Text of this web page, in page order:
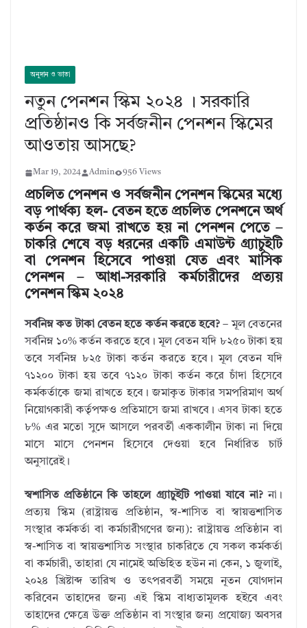
অনুদান ও ভাতা
নতুন পেনশন স্কিম ২০২৪ । সরকারি
প্রতিষ্ঠানও কি সর্বজনীন পেনশন স্কিমের
আওতায় আসছে?
Mar 19, 2024 Admin 956 Views
প্রচলিত পেনশন ও সর্বজনীন পেনশন স্কিমের মধ্যে
বড় পার্থক্য হল- বেতন হতে প্রচলিত পেনশনে অর্থ
কর্তন করে জমা রাখতে হয় না পেনশন পেতে –
চাকরি শেষে বড় ধরনের একটি এমাউন্ট গ্র্যাচুইটি
বা পেনশন হিসেবে পাওয়া যেত এবং মাসিক
পেনশন – আধা-সরকারি কর্মচারীদের প্রত্যয়
পেনশন স্কিম ২০২৪
সর্বনিম্ন কত টাকা বেতন হতে কর্তন করতে হবে? – মূল বেতনের
সর্বনিম্ন ১০% কর্তন করতে হবে। মূল বেতন যদি ৮২৫০ টাকা হয়
তবে সর্বনিম্ন ৮২৫ টাকা কর্তন করতে হবে। মূল বেতন যদি
৭১২০০ টাকা হয় তবে ৭১২০ টাকা কর্তন করে চাঁদা হিসেবে
কর্মকর্তাকে জমা রাখতে হবে। জমাকৃত টাকার সমপরিমাণ অর্থ
নিয়োগকারী কর্তৃপক্ষও প্রতিমাসে জমা রাখবে। এসব টাকা হতে
৮% এর মতো সুদে আসলে পরবর্তী এককালীন টাকা না দিয়ে
মাসে মাসে পেনশন হিসেবে দেওয়া হবে নির্ধারিত চার্ট
অনুসারেই।
স্বশাসিত প্রতিষ্ঠানে কি তাহলে গ্র্যাচুইটি পাওয়া যাবে না?না।
প্রত্যয় স্কিম (রাষ্ট্রায়ত্ত প্রতিষ্ঠান, স্ব-শাসিত বা স্বায়ত্তশাসিত
সংস্থার কর্মকর্তা বা কর্মচারীগণের জন্য): রাষ্ট্রায়ত্ত প্রতিষ্ঠান বা
স্ব-শাসিত বা স্বায়ত্তশাসিত সংস্থার চাকরিতে যে সকল কর্মকর্তা
বা কর্মচারী, তাহারা যে নামেই অভিহিত হউন না কেন, ১ জুলাই,
২০২৪ খ্রিষ্টাব্দ তারিখ ও তৎপরবর্তী সময়ে নূতন যোগদান
করিবেন তাহাদের জন্য এই স্কিম বাধ্যতামূলক হইবে এবং
তাহাদের ক্ষেত্রে উক্ত প্রতিষ্ঠান বা সংস্থার জন্য প্রযোজ্য অবসর